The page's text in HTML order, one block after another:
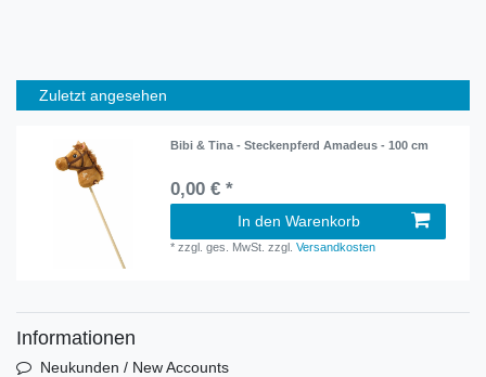
Zuletzt angesehen
Bibi & Tina - Steckenpferd Amadeus - 100 cm
0,00 € *
In den Warenkorb
*zzgl. ges. MwSt. zzgl.Versandkosten
Informationen
Neukunden / New Accounts